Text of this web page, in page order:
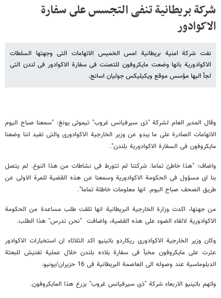
شرکة بریطانیة تنفی التجسس على سفارة
الاکوادور
نفت شرکة امنیة بریطانیة امس الخمیس الاتهامات التی وجهتها السلطات
الاکوادوریة بانها وضعت مایکروفون للتصنت فی سفارة الاکوادور فی لندن التی
لجأ الیها مؤسس موقع ویکیلیکس جولیان اسانج.
وقال المدیر العام لشرکة "ذی سیرفیانس غروب" تیموثی یونغ: "سمعنا صباح الیوم
الاتهامات الصادرة على ما یبدو عن وزیر الخارجیة الاکوادوری والتی تفید اننا وضعنا
مایکروفون فی السفارة الاکوادوریة بلندن".
واضاف: "هذا خاطئ تماما. شرکتنا لم تتورط فی نشاطات من هذا النوع. لم یتصل
بنا ای مسؤول فی الحکومة الاکوادوریة وسمعنا عن هذه القضیة للمرة الاولى عن
طریق الصحف صباح الیوم. انها معلومات خاطئة تماما".
من جهتها، اکدت وزارة الخارجیة البریطانیة انها تلقت طلب مساعدة من الحکومة
الاکوادوریة لالقاء الضوء على هذه القضیة، واضافت "نحن ندرس" هذا الطلب.
وکان وزیر الخارجیة الاکوادوری ریکاردو باتینیو اکد الثلاثاء ان استخبارات الاکوادور
عثرت على مایکروفون مخبأ فی سفارة بلاده بلندن خلال عملیة تفتیش للبعثة
الدبلوماسیة عند وصوله الى العاصمة البریطانیة فی 16 حزیران/یونیو.
واتهم باتینیو الاربعاء شرکة "ذی سیرفیانس غروب" بزرع هذا المایکروفون.